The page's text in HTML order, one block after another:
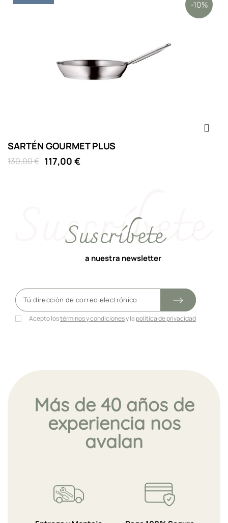
SARTÉN GOURMET PLUS
130,00 € 117,00 €
-10%
Suscríbete
a nuestra newsletter
Acepto lostérminos y condicionesy la política de privacidad
Más de 40 años de
experiencia nos
avalan